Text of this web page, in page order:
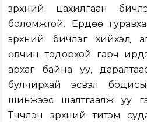
зүрхний цахилгаан
боломжтой. Ердөө
зүрхний бичлэг хийхэд
өвчин тодорхой гарч
архаг байна уу,
булчирхай эсвэл
шинжээс шалтгаалж уу
Түүнчлэн зүрхний титэм